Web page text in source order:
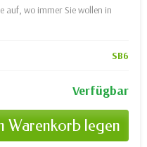
auf, wo immer Sie wollen in
SB6
Verfügbar
Warenkorb legen